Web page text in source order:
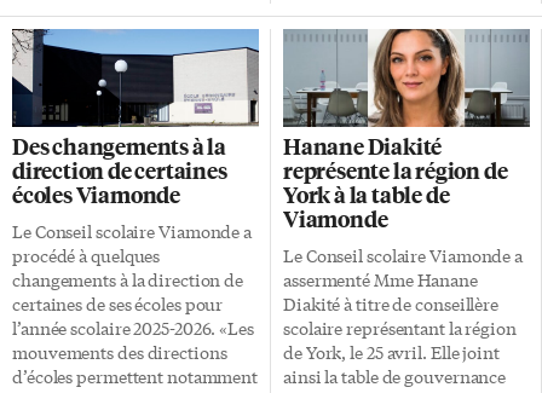
territoire de Viamonde, elle
s’engage à représenter leurs
intérêts avec passion et
détermination «pour bâtir des
écoles plus justes, plus fortes et
centrées sur leurs besoins». Elle
succèdera à Razan Mayeda, qui
recevra son diplôme d’études
secondaires au terme de la
présente année scolaire. Heidi
Pirbhai amorcera son mandat
de deux ans en septembre 2025,
et […]
Périmètre de physique
théorique, à Waterloo. La visite
était organisée dans le cadre
d’une initiative visant à éveiller
la curiosité scientifique des
élèves et de leur faire découvrir
le monde fascinant de la
recherche fondamentale. Les
élèves étaient accompagnés de
quelques enseignants, dont akia
Remmach, de l’école Michelle-
O’Bonsawin, qui s’est beaucoup
investie dans cette activité. La
journée a débuté par une
présentation interactive sur des
Des changements à la
direction de certaines
écoles Viamonde
Le Conseil scolaire Viamonde a
procédé à quelques
changements à la direction de
certaines de ses écoles pour
l’année scolaire 2025-2026. «Les
mouvements des directions
d’écoles permettent notamment
Hanane Diakité
représente la région de
York à la table de
Viamonde
Le Conseil scolaire Viamonde a
assermenté Mme Hanane
Diakité à titre de conseillère
scolaire représentant la région
de York, le 25 avril. Elle joint
ainsi la table de gouvernance